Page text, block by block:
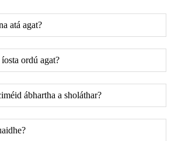
atá agat?
ordú agat?
ábhartha a sholáthar?